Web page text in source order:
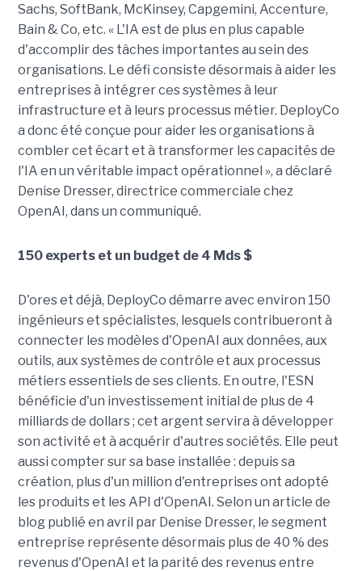
Sachs, SoftBank, McKinsey, Capgemini, Accenture,
Bain & Co, etc. « L'IA est de plus en plus capable
d'accomplir des tâches importantes au sein des
organisations. Le défi consiste désormais à aider les
entreprises à intégrer ces systèmes à leur
infrastructure et à leurs processus métier. DeployCo
a donc été conçue pour aider les organisations à
combler cet écart et à transformer les capacités de
l'IA en un véritable impact opérationnel », a déclaré
Denise Dresser, directrice commerciale chez
OpenAI, dans un communiqué.
150 experts et un budget de 4 Mds $
D'ores et déjà, DeployCo démarre avec environ 150
ingénieurs et spécialistes, lesquels contribueront à
connecter les modèles d'OpenAI aux données, aux
outils, aux systèmes de contrôle et aux processus
métiers essentiels de ses clients. En outre, l'ESN
bénéficie d'un investissement initial de plus de 4
milliards de dollars ; cet argent servira à développer
son activité et à acquérir d'autres sociétés. Elle peut
aussi compter sur sa base installée : depuis sa
création, plus d'un million d'entreprises ont adopté
les produits et les API d'OpenAI. Selon un article de
blog publié en avril par Denise Dresser, le segment
entreprise représente désormais plus de 40 % des
revenus d'OpenAI et la parité des revenus entre